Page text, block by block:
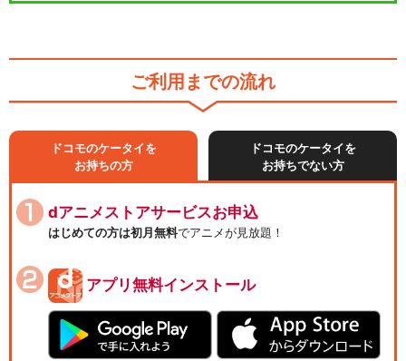
ご利用までの流れ
ドコモのケータイを
お持ちの方
ドコモのケータイを
お持ちでない方
dアニメストアサービスお申込
はじめての方は初月無料でアニメが見放題！
アプリ無料インストール